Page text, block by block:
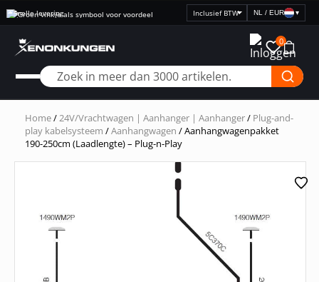
Snelle levering
Selecteer
prijsweergave
NL / EUR ▾
0
Home/24V/Vrachtwagen | Aanhanger | Aanhanger/ Plug-and-
play kabelsysteem /Aanhangwagen / Aanhangwagenpakket
190-250cm (Laadlengte) – Plug-n-Play